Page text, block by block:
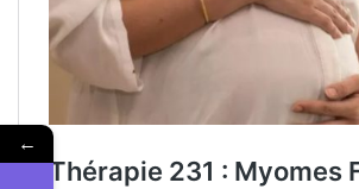
←